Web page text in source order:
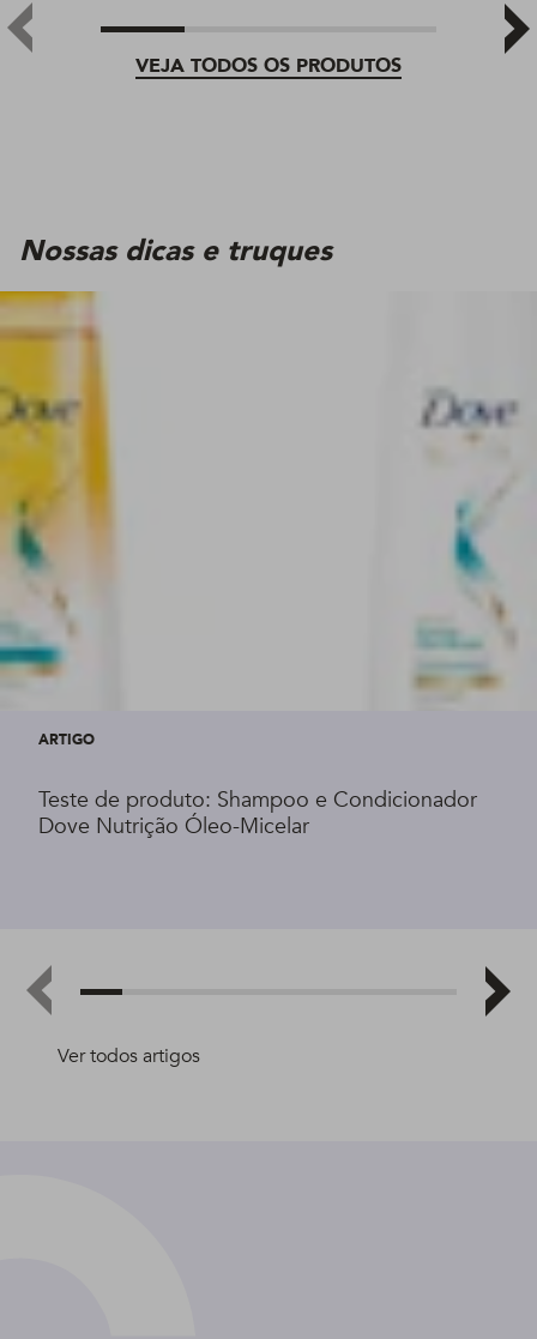
VEJA TODOS OS PRODUTOS
Nossas dicas e truques
Ver todos artigos
ARTIGO
Teste de produto: Shampoo e Condicionador
Dove Nutrição Óleo-Micelar